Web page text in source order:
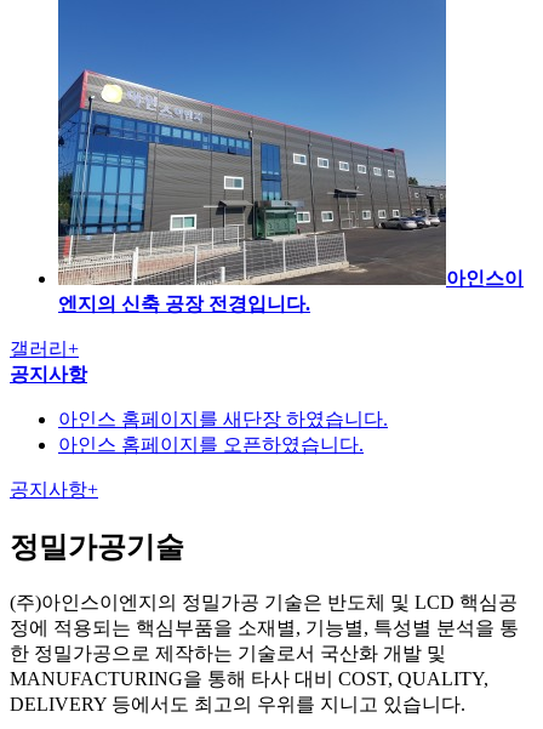
아인스이
엔지의 신축 공장 전경입니다.
갤러리 +
공지사항
아인스 홈페이지를 새단장 하였습니다.
아인스 홈페이지를 오픈하였습니다.
공지사항+
정밀가공기술
(주)아인스이엔지의 정밀가공 기술은 반도체 및 LCD 핵심공
정에 적용되는 핵심부품을 소재별, 기능별, 특성별 분석을 통
한 정밀가공으로 제작하는 기술로서 국산화 개발 및
MANUFACTURING을 통해 타사 대비 COST, QUALITY,
DELIVERY 등에서도 최고의 우위를 지니고 있습니다.